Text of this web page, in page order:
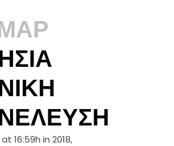
16:59h in 2018,